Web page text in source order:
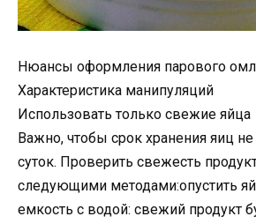
Нюансы оформления парового
Характеристика манипуляций
Использовать только свежие яйца
Важно, чтобы срок хранения яиц
суток. Проверить свежесть
следующими методами:опустить
емкость с водой: свежий продукт